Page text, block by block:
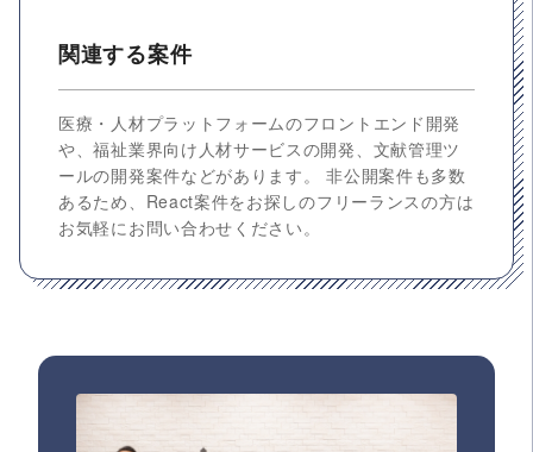
関連する案件
医療・人材プラットフォームのフロントエンド開発
や、福祉業界向け人材サービスの開発、文献管理ツ
ールの開発案件などがあります。 非公開案件も多数
あるため、React案件をお探しのフリーランスの方は
お気軽にお問い合わせください。